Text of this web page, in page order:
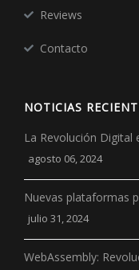
Reviews
Contacto
NOTICIAS
La Revolución Digital
agosto 06, 2024
Nuevas plataformas
julio 31, 2024
WebAssembly: